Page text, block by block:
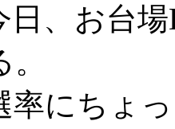
、お台場
率にちょ